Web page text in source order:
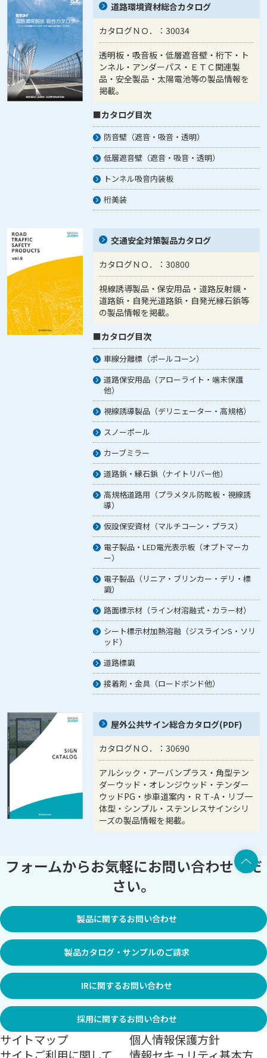
道路環境資材総合カタログ
カタログＮＯ．：30034
透明板・吸音板・低層遮音壁・桁下・ト
ンネル・アンダーパス・ＥＴＣ関連製
品・安全製品・太陽電池等の製品情報を
掲載。
■カタログ目次
防音壁（遮音・吸音・透明）
低層遮音壁（遮音・吸音・透明）
トンネル吸音内装板
桁美装
交通安全対策製品カタログ
カタログＮＯ．：30800
視線誘導製品・保安用品・道路反射鏡・
道路鋲・自発光道路鋲・自発光縁石鋲等
の製品情報を掲載。
■カタログ目次
車線分離標（ポールコーン）
道路保安用品（アローライト・端末保護
他）
視線誘導製品（デリニェーター・高規格）
スノーポール
カーブミラー
道路鋲・縁石鋲（ナイトリバー他）
高規格道路用（プラメタル防眩板・視線誘
導）
仮設保安資材（マルチコーン・プラス）
電子製品・LED電光表示板（オプトマーカ
ー）
電子製品（リニア・ブリンカー・デリ・標
識）
路面標示材（ライン材溶融式・カラー材）
シート標示材加熱溶融（ジスラインS・ソリ
ッド）
道路標識
接着剤・金具（ロードボンド他）
屋外公共サイン総合カタログ(PDF)
カタログＮＯ．：30690
アルシック・アーバンプラス・角型テン
ダーウッド・オレンジウッド・テンダー
ウッドPG・歩車道案内・ＲＴ-A・リブ一
体型・シンプル・ステンレスサインシリ
ーズの製品情報を掲載。
フォームからお気軽にお問い合わせくだ
さい。
製品に関するお問い合わせ
製品カタログ・サンプルのご請求
IRに関するお問い合わせ
採用に関するお問い合わせ
サイトマップ
個人情報保護方針